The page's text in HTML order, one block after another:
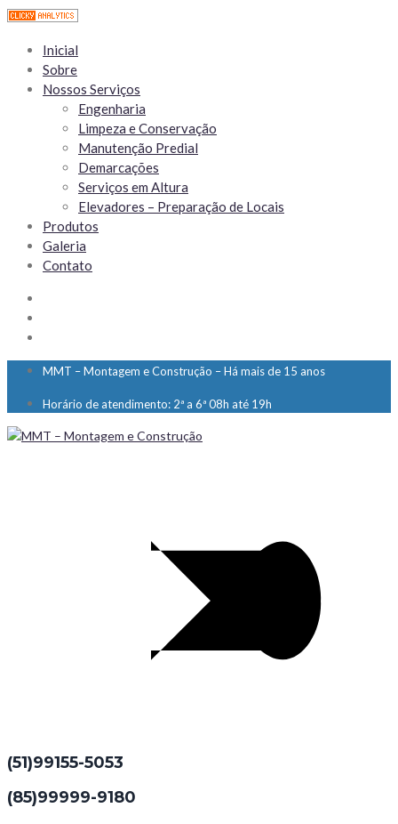
Inicial
Sobre
Nossos Serviços
Engenharia
Limpeza e Conservação
Manutenção Predial
Demarcações
Serviços em Altura
Elevadores – Preparação de Locais
Produtos
Galeria
Contato
MMT – Montagem e Construção – Há mais de 15 anos
Horário de atendimento: 2ª a 6ª 08h até 19h
(51)99155-5053
(85)99999-9180